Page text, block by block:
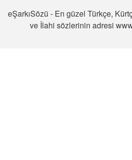
eŞarkıSözü - En güzel Türkçe,
ve İlahi sözlerinin adresi